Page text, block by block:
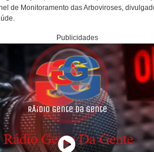
de Monitoramento das Arboviroses,
Publicidades